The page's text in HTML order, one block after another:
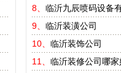
8、 临沂九辰喷码设备
9、 临沂装潢公司
10、 临沂装饰公司
11、 临沂装修公司哪家